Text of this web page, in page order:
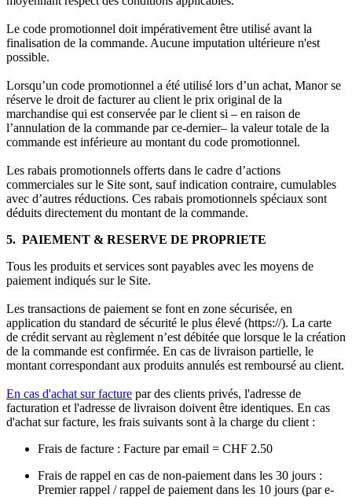
Le code promotionnel doit impérativement être utilisé avant la
finalisation de la commande. Aucune imputation ultérieure n'est
possible.
Lorsqu’un code promotionnel a été utilisé lors d’un achat, Manor se
réserve le droit de facturer au client le prix original de la
marchandise qui est conservée par le client si – en raison de
l’annulation de la commande par ce-dernier– la valeur totale de la
commande est inférieure au montant du code promotionnel.
Les rabais promotionnels offerts dans le cadre d’actions
commerciales sur le Site sont, sauf indication contraire, cumulables
avec d’autres réductions. Ces rabais promotionnels spéciaux sont
déduits directement du montant de la commande.
5. PAIEMENT & RESERVE DE PROPRIETE
Tous les produits et services sont payables avec les moyens de
paiement indiqués sur le Site.
Les transactions de paiement se font en zone sécurisée, en
application du standard de sécurité le plus élevé (https://). La carte
de crédit servant au règlement n’est débitée que lorsque le la création
de la commande est confirmée. En cas de livraison partielle, le
montant correspondant aux produits annulés est remboursé au client.
En cas d'achat sur facture par des clients privés, l'adresse de
facturation et l'adresse de livraison doivent être identiques. En cas
d'achat sur facture, les frais suivants sont à la charge du client :
Frais de facture : Facture par email = CHF 2.50
Frais de rappel en cas de non-paiement dans les 30 jours :
Premier rappel / rappel de paiement dans les 10 jours (par e-